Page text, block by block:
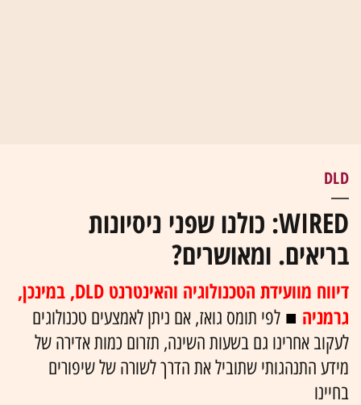
DLD
WIRED: כולנו שפני ניסיונות
בריאים. ומאושרים?
דיווח מוועידת הטכנולוגיה והאינטרנט DLD, במינכן,
גרמניה ■ לפי תומס גואז, אם ניתן לאמצעים טכנולוגים
לעקוב אחרינו גם בשעות השינה, תזרום כמות אדירה של
מידע התנהגותי שתוביל את הדרך לשורה של שיפורים
בחיינו